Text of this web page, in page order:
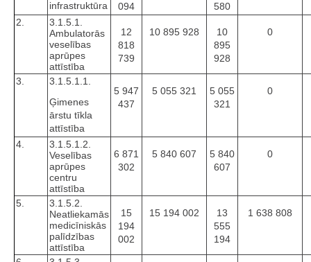
infrastruktūra
094
580
2.
3.1.5.1.
Ambulatorās
veselības
aprūpes
attīstība
12
818
739
10 895 928
10
895
928
0
3.
3.1.5.1.1.
Ģimenes
ārstu tīkla
attīstība
5 947
437
5 055 321
5 055
321
0
4.
3.1.5.1.2.
Veselības
aprūpes
centru
attīstība
6 871
302
5 840 607
5 840
607
0
5.
3.1.5.2.
Neatliekamās
medicīniskās
palīdzības
attīstība
15
194
002
15 194 002
13
555
194
1 638 808